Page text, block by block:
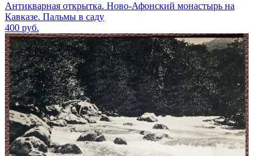
Антикварная открытка. Ново-Афонский монастырь на
Кавказе. Пальмы в саду
400 руб.